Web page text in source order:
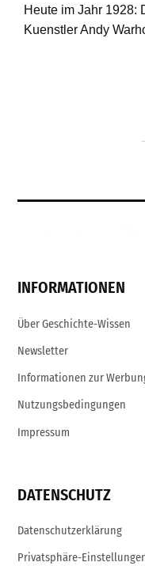
INFORMATIONEN
Über Geschichte-Wissen
Newsletter
Informationen zur
Nutzungsbedingungen
Impressum
DATENSCHUTZ
Datenschutzerklärung
Privatsphäre-